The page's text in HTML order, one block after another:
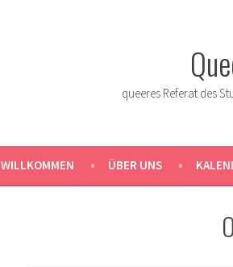
queeres Referat des
WILLKOMMEN ÜBER UNS